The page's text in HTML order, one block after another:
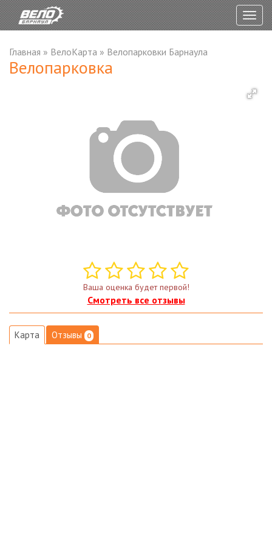
Главная » ВелоКарта » Велопарковки Барнаула
Велопарковка
Ваша оценка будет первой!
Смотреть все отзывы
Карта Отзывы 0